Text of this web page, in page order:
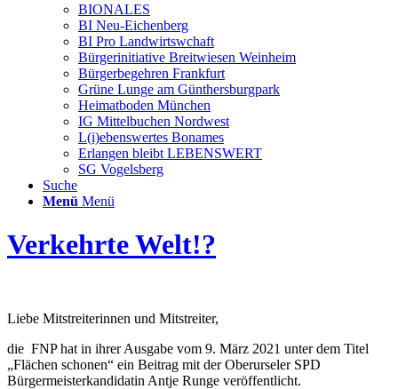
BIONALES
BI Neu-Eichenberg
BI Pro Landwirtswchaft
Bürgerinitiative Breitwiesen Weinheim
Bürgerbegehren Frankfurt
Grüne Lunge am Günthersburgpark
Heimatboden München
IG Mittelbuchen Nordwest
L(i)ebenswertes Bonames
Erlangen bleibt LEBENSWERT
SG Vogelsberg
Suche
Menü Menü
Verkehrte Welt!?
Liebe Mitstreiterinnen und Mitstreiter,
die FNP hat in ihrer Ausgabe vom 9. März 2021 unter dem Titel
„Flächen schonen“ ein Beitrag mit der Oberurseler SPD
Bürgermeisterkandidatin Antje Runge veröffentlicht.